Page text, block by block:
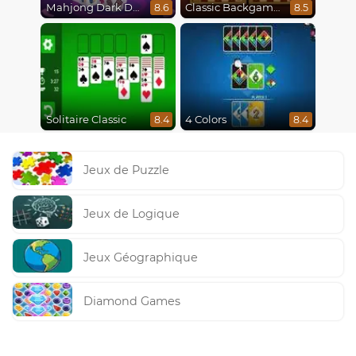
Mahjong Dark Dimensions 8.6 Classic Backgammon 8.5
Solitaire Classic 8.4 4 Colors 8.4
Jeux de Puzzle
Jeux de Logique
Jeux Géographique
Diamond Games